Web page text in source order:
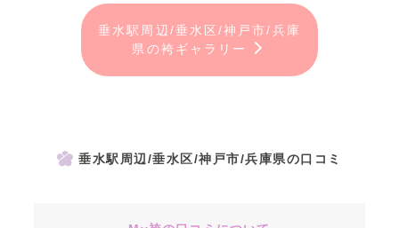
垂水駅周辺/垂水区/神戸市/兵庫
県の袴ギャラリー
垂水駅周辺/垂水区/神戸市/兵庫県の口コミ